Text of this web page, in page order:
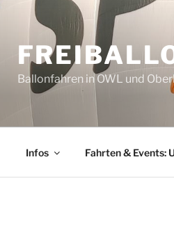
Ballonfahren in OWL und
Infos Fahrten & Events: